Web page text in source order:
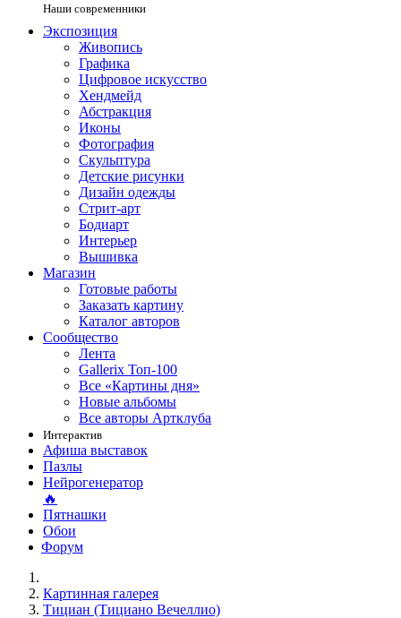
Наши современники
Экспозиция
Живопись
Графика
Цифровое искусство
Хендмейд
Абстракция
Иконы
Фотография
Скульптура
Детские рисунки
Дизайн одежды
Стрит-арт
Бодиарт
Интерьер
Вышивка
Магазин
Готовые работы
Заказать картину
Каталог авторов
Сообщество
Лента
Gallerix Топ-100
Все «Картины дня»
Новые альбомы
Все авторы Артклуба
Интерактив
Афиша выставок
Пазлы
Нейрогенератор
🔥
Пятнашки
Обои
Форум
Картинная галерея
Тициан (Тициано Вечеллио)